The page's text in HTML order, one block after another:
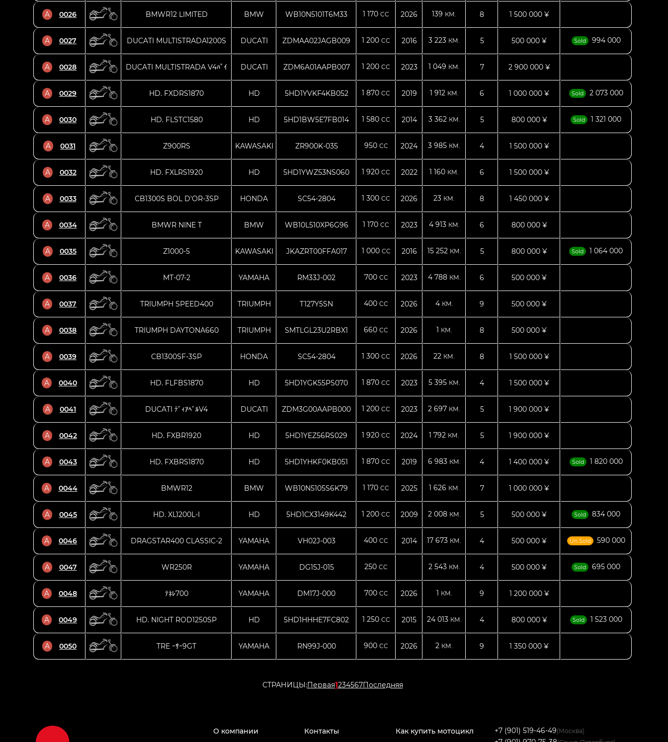
A 0026 BMWR12 LIMITED BMW WB10N5101T6M33 1 170 CC 2026 139 КМ. 8 1 500 000 ¥
A 0027 DUCATI MULTISTRADA1200S DUCATI ZDMAA02JAGB009 1 200 CC 2016 3 223 КМ. 5 500 000 ¥ Sold 994 000
A 0028 DUCATI MULTISTRADA V4ﾊﾟｲ DUCATI ZDM6A01AAPB007 1 200 CC 2023 1 049 КМ. 7 2 900 000 ¥
A 0029 HD. FXDRS1870 HD 5HD1YVKF4KB052 1 870 CC 2019 1 912 КМ. 6 1 000 000 ¥ Sold 2 073 000
A 0030 HD. FLSTC1580 HD 5HD1BW5E7FB014 1 580 CC 2014 3 362 КМ. 5 800 000 ¥ Sold 1 321 000
A 0031 Z900RS KAWASAKI ZR900K-035 950 CC 2024 3 985 КМ. 4 1 500 000 ¥
A 0032 HD. FXLRS1920 HD 5HD1YWZ53NS060 1 920 CC 2022 1 160 КМ. 6 1 500 000 ¥
A 0033 CB1300S BOL D'OR-3SP HONDA SC54-2804 1 300 CC 2026 23 КМ. 8 1 450 000 ¥
A 0034 BMWR NINE T BMW WB10L510XP6G96 1 170 CC 2023 4 913 КМ. 6 800 000 ¥
A 0035 Z1000-5 KAWASAKI JKAZRT00FFA017 1 000 CC 2016 15 252 КМ. 5 800 000 ¥ Sold 1 064 000
A 0036 MT-07-2 YAMAHA RM33J-002 700 CC 2023 4 788 КМ. 6 500 000 ¥
A 0037 TRIUMPH SPEED400 TRIUMPH T127Y5SN 400 CC 2026 4 КМ. 9 500 000 ¥
A 0038 TRIUMPH DAYTONA660 TRIUMPH SMTLGL23U2RBX1 660 CC 2026 1 КМ. 8 500 000 ¥
A 0039 CB1300SF-3SP HONDA SC54-2804 1 300 CC 2026 22 КМ. 8 1 500 000 ¥
A 0040 HD. FLFBS1870 HD 5HD1YGK55PS070 1 870 CC 2023 5 395 КМ. 4 1 500 000 ¥
A 0041 DUCATI ﾃﾞｨｱﾍﾞﾙV4 DUCATI ZDM3G00AAPB000 1 200 CC 2023 2 697 КМ. 5 1 900 000 ¥
A 0042 HD. FXBR1920 HD 5HD1YEZ56RS029 1 920 CC 2024 1 792 КМ. 5 1 900 000 ¥
A 0043 HD. FXBRS1870 HD 5HD1YHKF0KB051 1 870 CC 2019 6 983 КМ. 4 1 400 000 ¥ Sold 1 820 000
A 0044 BMWR12 BMW WB10N5105S6K79 1 170 CC 2025 1 626 КМ. 7 1 000 000 ¥
A 0045 HD. XL1200L-I HD 5HD1CX3149K442 1 200 CC 2009 2 008 КМ. 5 500 000 ¥ Sold 834 000
A 0046 DRAGSTAR400 CLASSIC-2 YAMAHA VH02J-003 400 CC 2014 17 673 КМ. 4 500 000 ¥ Un Sold 590 000
A 0047 WR250R YAMAHA DG15J-015 250 CC 2 543 КМ. 4 500 000 ¥ Sold 695 000
A 0048 ﾃﾈﾚ700 YAMAHA DM17J-000 700 CC 2026 1 КМ. 9 1 200 000 ¥
A 0049 HD. NIGHT ROD1250SP HD 5HD1HHHE7FC802 1 250 CC 2015 24 013 КМ. 4 800 000 ¥ Sold 1 523 000
A 0050 TRE ｰｻｰ9GT YAMAHA RN99J-000 900 CC 2026 2 КМ. 9 1 350 000 ¥
СТРАНИЦЫ:Первая1234567Последняя
О компании Контакты Как купить мотоцикл +7 (901) 519-46-49(Москва)